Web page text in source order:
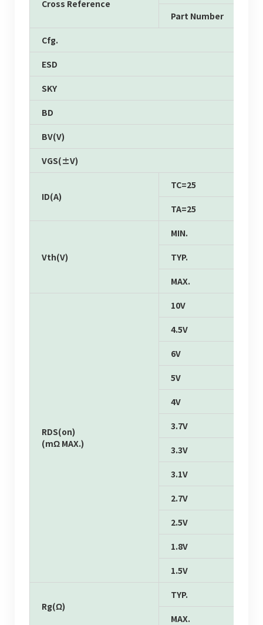
Cross Reference
Part Number
Cfg.
ESD
SKY
BD
BV(V)
VGS(±V)
ID(A)
TC=25
TA=25
Vth(V)
MIN.
TYP.
MAX.
RDS(on)
(mΩ MAX.)
10V
4.5V
6V
5V
4V
3.7V
3.3V
3.1V
2.7V
2.5V
1.8V
1.5V
Rg(Ω)
TYP.
MAX.